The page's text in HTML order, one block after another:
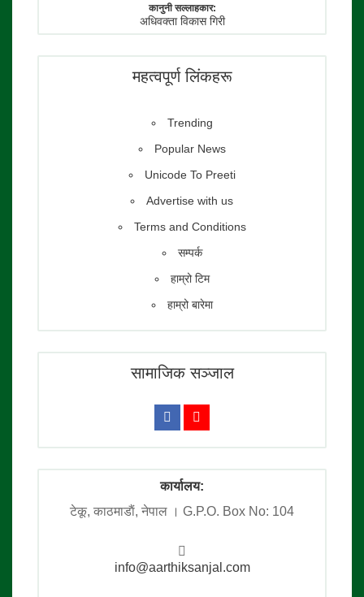
कानुनी सल्लाहकार:
अधिवक्ता विकास गिरी
महत्वपूर्ण लिंकहरू
Trending
Popular News
Unicode To Preeti
Advertise with us
Terms and Conditions
सम्पर्क
हाम्रो टिम
हाम्रो बारेमा
सामाजिक सञ्जाल
कार्यालय:
टेकू, काठमाडाैं, नेपाल । G.P.O. Box No: 104
info@aarthiksanjal.com